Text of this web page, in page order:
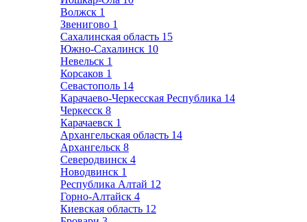
Волжск 1
Звенигово 1
Сахалинская область 15
Южно-Сахалинск 10
Невельск 1
Корсаков 1
Севастополь 14
Карачаево-Черкесская Республика 14
Черкесск 8
Карачаевск 1
Архангельская область 14
Архангельск 8
Северодвинск 4
Новодвинск 1
Республика Алтай 12
Горно-Алтайск 4
Киевская область 12